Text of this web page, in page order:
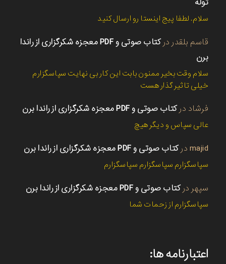
سلام. لطفا پیج اینستا رو ارسال کنید
قاسم بلقدر در
کتاب صوتی و PDF معجزه شکرگزاری از راندا
برن
سلام وقت بخیر ممنون بابت این کار بی نهایت سپاسگزارم
خیلی تاثیر گذار هست
فرشاد درکتاب صوتی و PDF معجزه شکرگزاری از راندا برن
عالی سپاس و دیگر هیچ
majid درکتاب صوتی و PDF معجزه شکرگزاری از راندا برن
سپاسگزارم سپاسگزارم سپاسگزارم
سپهر درکتاب صوتی و PDF معجزه شکرگزاری از راندا برن
سپاسگزارم از زحمات شما
اعتبارنامه ها: